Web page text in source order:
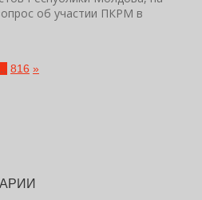
об участии ПКРМ в
816 »